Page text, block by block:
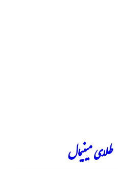
طلای مینیمال